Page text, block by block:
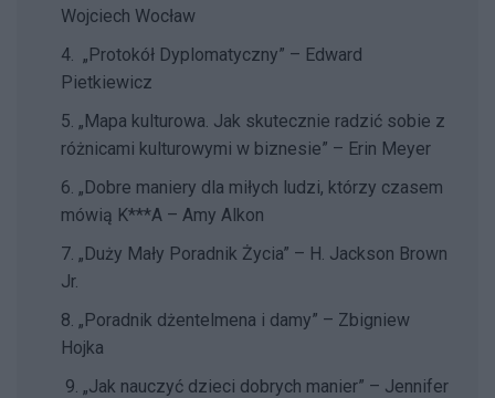
Wojciech Wocław
4. „Protokół Dyplomatyczny” – Edward
Pietkiewicz
5. „Mapa kulturowa. Jak skutecznie radzić sobie z
różnicami kulturowymi w biznesie” – Erin Meyer
6. „Dobre maniery dla miłych ludzi, którzy czasem
mówią K***A – Amy Alkon
7. „Duży Mały Poradnik Życia” – H. Jackson Brown
Jr.
8. „Poradnik dżentelmena i damy” – Zbigniew
Hojka
9. „Jak nauczyć dzieci dobrych manier” – Jennifer